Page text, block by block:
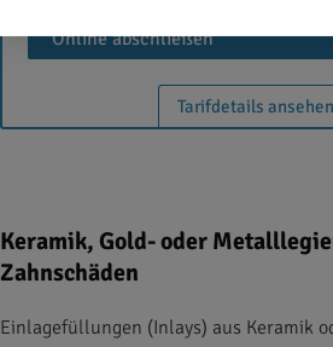
Online abschließen
Tarifdetails ansehen
Keramik, Gold- oder
Zahnschäden
Einlagefüllungen (Inlays) aus Keramik